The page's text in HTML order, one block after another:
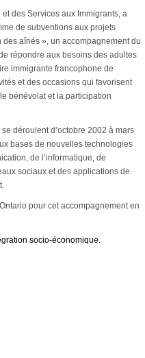
des Services aux Immigrants, a
de subventions aux projets
aînés », un accompagnement du
répondre aux besoins des adultes
immigrante francophone de
et des occasions qui favorisent
bénévolat et la participation
déroulent d’octobre 2002 à mars
bases de nouvelles technologies
de l’informatique, de
sociaux et des applications de
pour cet accompagnement en
socio-économique.